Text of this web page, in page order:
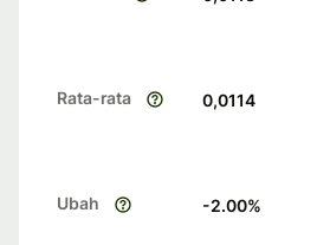
Rata-rata 0,0114
Ubah -2.00%